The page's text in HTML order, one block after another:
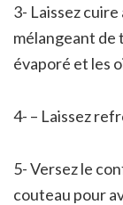
3- Laissez
mélangeant de
évaporé et les
4- – Laissez
5- Versez le
couteau pour